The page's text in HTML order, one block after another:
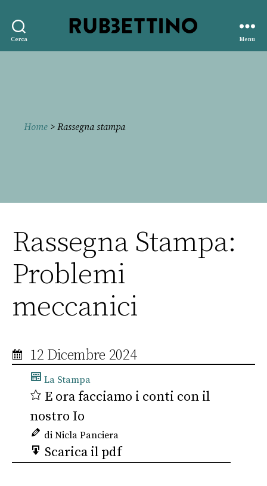
Cerca
editore
Menu
Home > Rassegna stampa
Rassegna Stampa:
Problemi
meccanici
12 Dicembre 2024
La Stampa
E ora facciamo i conti con il
nostro Io
di Nicla Panciera
Scarica il pdf